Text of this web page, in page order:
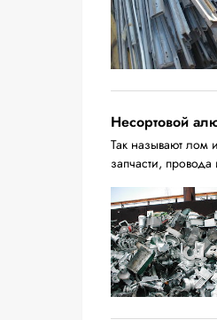
Несортовой
Так называют лом
запчасти, провода